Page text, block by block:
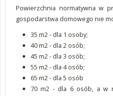
Powierzchnia normatywna w
gospodarstwa domowego nie
35 m2 - dla 1 osoby;
40 m2 - dla 2 osób;
45 m2 - dla 3 osób;
55 m2 - dla 4 osób;
65 m2 - dla 5 osób
70 m2 - dla 6 osób, a w